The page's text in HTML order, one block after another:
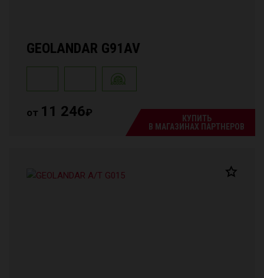
GEOLANDAR G91AV
от 11 246₽
КУПИТЬ
В МАГАЗИНАХ ПАРТНЕРОВ